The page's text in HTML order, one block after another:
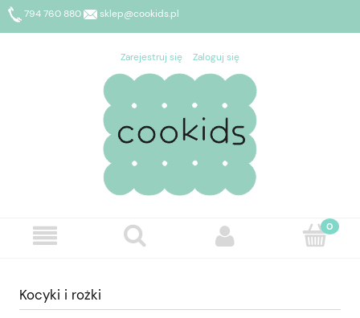
794 760 880 sklep@cookids.pl
Zarejestruj się Zaloguj się
Kocyki i rożki